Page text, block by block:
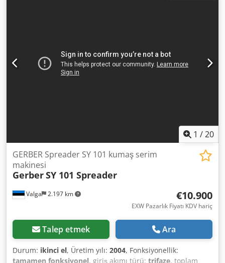
1 /20
Valga 2.197 km
GERBER Spreader SY 101 kumaş serim
makinesi
GerberSY 101 Spreader
€10.900
EXW Pazarlık Fiyatı KDV hariç
Talep etmek Ara
Durum: ikinci el, Üretim yılı: 2004, Fonksiyonellik:
tamamen fonksiyonel, giriş akımı türü: trifaze, toplam